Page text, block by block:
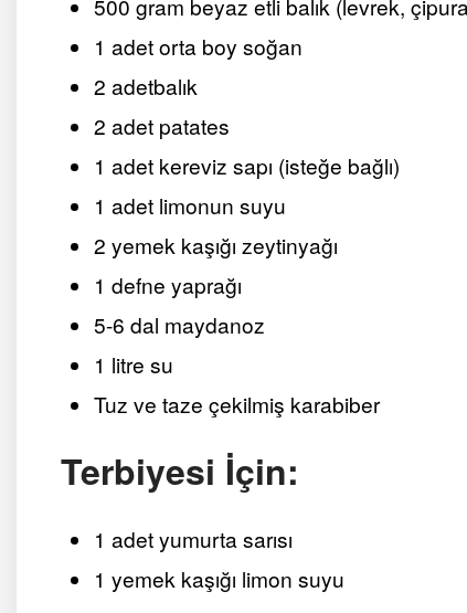
1 adet orta boy soğan
2 adetbalık
2 adet patates
1 adet kereviz sapı (isteğe bağlı)
1 adet limonun suyu
2 yemek kaşığı zeytinyağı
1 defne yaprağı
5-6 dal maydanoz
1 litre su
Tuz ve taze çekilmiş karabiber
Terbiyesi İçin:
1 adet yumurta sarısı
1 yemek kaşığı limon suyu